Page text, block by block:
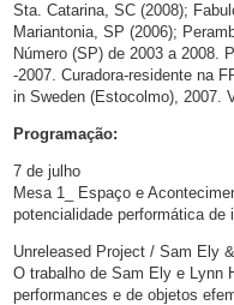
Sta. Catarina, SC (2008);
Mariantonia, SP (2006);
Número (SP) de 2003 a 2008.
-2007. Curadora-residente na
in Sweden (Estocolmo), 2007.
Programação:
7 de julho
Mesa 1_ Espaço e
potencialidade performática
Unreleased Project / Sam Ely
O trabalho de Sam Ely e Lynn
performances e de objetos